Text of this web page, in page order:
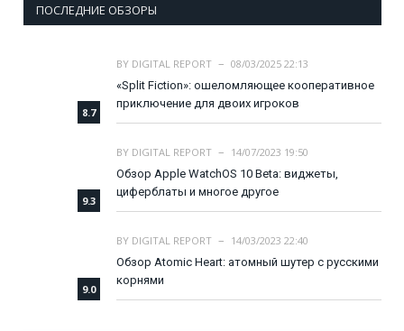
ПОСЛЕДНИЕ ОБЗОРЫ
8.7
BY DIGITAL REPORT
08/03/2025 22:13
«Split Fiction»: ошеломляющее кооперативное
приключение для двоих игроков
9.3
BY DIGITAL REPORT
14/07/2023 19:50
Обзор Apple WatchOS 10 Beta: виджеты,
циферблаты и многое другое
9.0
BY DIGITAL REPORT
14/03/2023 22:40
Обзор Atomic Heart: атомный шутер с русскими
корнями